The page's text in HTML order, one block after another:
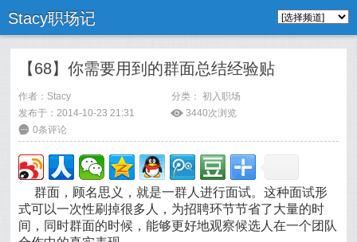
Stacy职场记
【68】你需要用到的群面总结经验贴
作者： Stacy 分类： 初入职场
发布于：2014-10-23 21:31
ė 3440次浏览
6 0条评论
群面，顾名思义，就是一群人进行面试。这种面试形
式可以一次性刷掉很多人，为招聘环节节省了大量的时
间，同时群面的时候，能够更好地观察候选人在一个团队